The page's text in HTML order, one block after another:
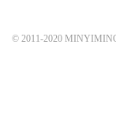
© 2011-2020